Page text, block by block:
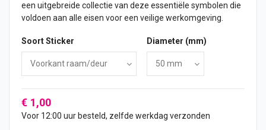
een uitgebreide collectie van deze essentiële symbolen die
voldoen aan alle eisen voor een veilige werkomgeving.
Soort Sticker Diameter (mm)
€ 1,00
Voor 12:00 uur besteld, zelfde werkdag verzonden